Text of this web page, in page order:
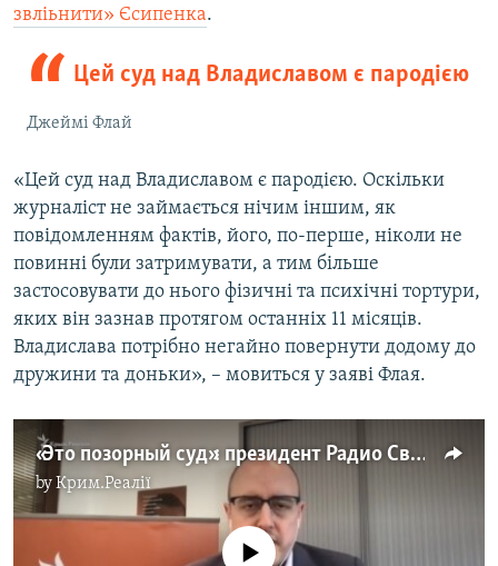
звліьнити» Єсипенка.​
Цей суд над Владиславом є пародією
Джеймі Флай
«Цей суд над Владиславом є пародією. Оскільки
журналіст не займається нічим іншим, як
повідомленням фактів, його, по-перше, ніколи не
повинні були затримувати, а тим більше
застосовувати до нього фізичні та психічні тортури,
яких він зазнав протягом останніх 11 місяців.
Владислава потрібно негайно повернути додому до
дружини та доньки», – мовиться у заяві Флая.
«Это позорный суд»: президент Радио Свободная Европа/Радио Свобода Джейми Флай о приговоре Владиславу Есипенко (видео)
byКрим.Реалії
No media source currently available